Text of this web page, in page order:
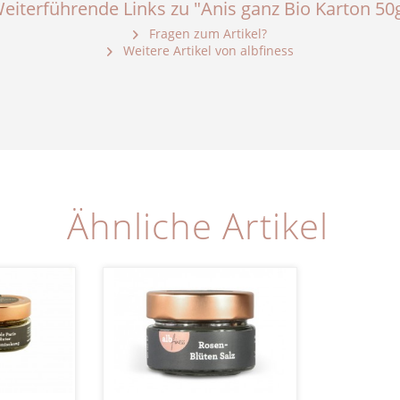
Links zu "Anis ganz Bio Karton
Fragen zum Artikel?
Weitere Artikel von albfiness
Ähnliche Artikel